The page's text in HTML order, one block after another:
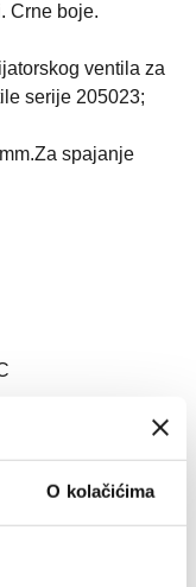
O kolačićima
Crne boje.
ventila za
serije 205023;
spajanje